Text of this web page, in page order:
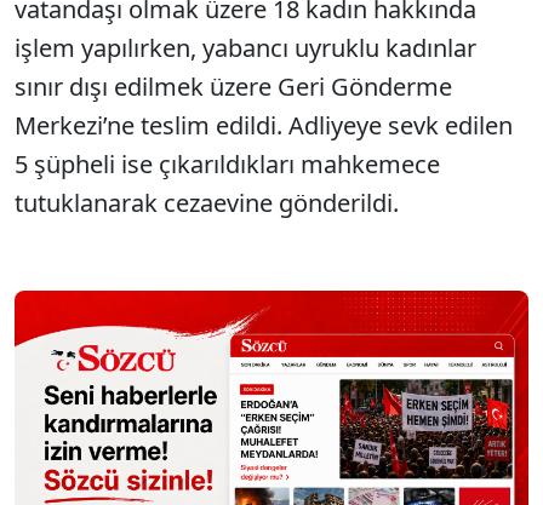
vatandaşı olmak üzere 18 kadın hakkında
işlem yapılırken, yabancı uyruklu kadınlar
sınır dışı edilmek üzere Geri Gönderme
Merkezi’ne teslim edildi. Adliyeye sevk edilen
5 şüpheli ise çıkarıldıkları mahkemece
tutuklanarak cezaevine gönderildi.